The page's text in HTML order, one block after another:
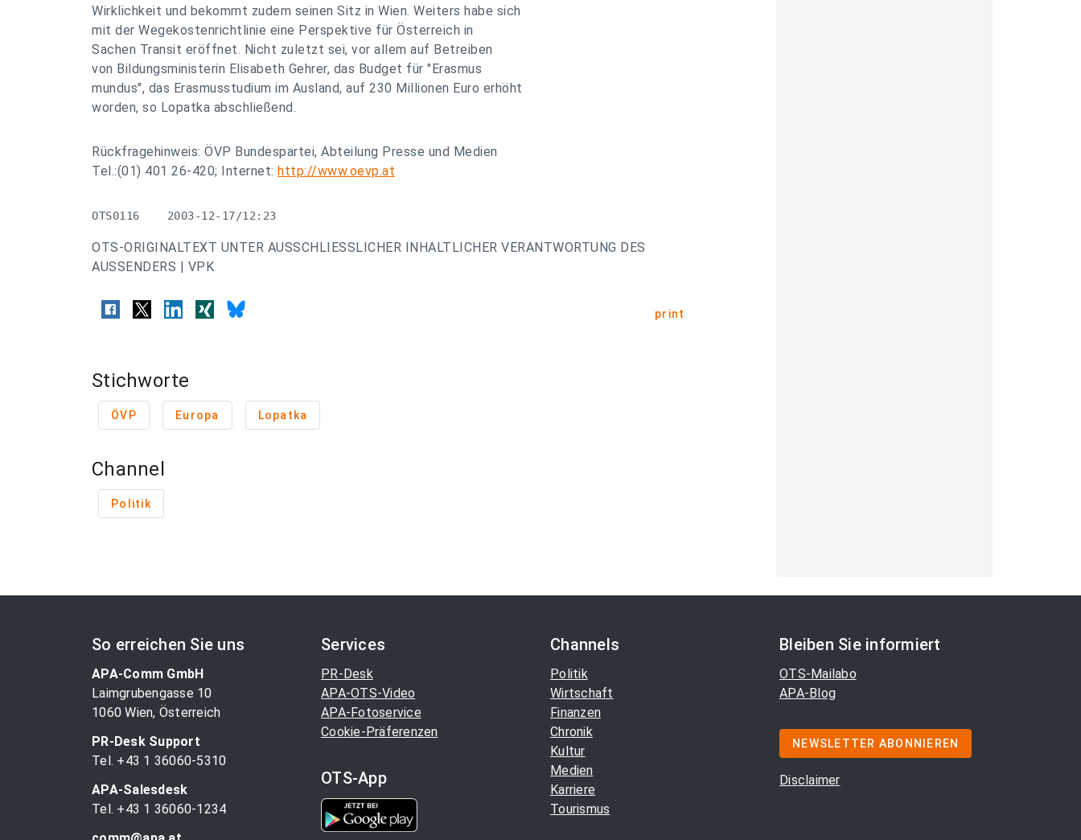
Wirklichkeit und bekommt zudem seinen Sitz in Wien. Weiters habe sich
mit der Wegekostenrichtlinie eine Perspektive für Österreich in
Sachen Transit eröffnet. Nicht zuletzt sei, vor allem auf Betreiben
von Bildungsministerin Elisabeth Gehrer, das Budget für "Erasmus
mundus", das Erasmusstudium im Ausland, auf 230 Millionen Euro erhöht
worden, so Lopatka abschließend.
Rückfragehinweis: ÖVP Bundespartei, Abteilung Presse und Medien
Tel.:(01) 401 26-420; Internet: http://www.oevp.at
OTS0116    2003-12-17/12:23
OTS-ORIGINALTEXT UNTER AUSSCHLIESSLICHER INHALTLICHER VERANTWORTUNG DES
AUSSENDERS | VPK
print
Stichworte
ÖVP Europa Lopatka
Channel
Politik
So erreichen Sie uns
APA-Comm GmbH
Laimgrubengasse 10
1060 Wien, Österreich
PR-Desk Support
Tel. +43 1 36060-5310
APA-Salesdesk
Tel. +43 1 36060-1234
Services
PR-Desk
APA-OTS-Video
APA-Fotoservice
Cookie-Präferenzen
OTS-App
Channels
Politik
Wirtschaft
Finanzen
Chronik
Kultur
Medien
Karriere
Tourismus
Bleiben Sie informiert
OTS-Mailabo
APA-Blog
NEWSLETTER ABONNIEREN
Disclaimer